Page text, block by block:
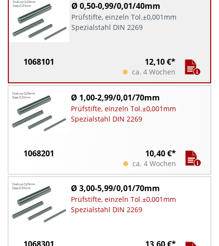
Ø 0,50-0,99/0,01/40mm
Prüfstifte, einzeln Tol.±0,001mm
Spezialstahl DIN 2269
1068101 12,10 €*
ca. 4 Wochen
Ø 1,00-2,99/0,01/70mm
Prüfstifte, einzeln Tol.±0,001mm
Spezialstahl DIN 2269
1068201 10,40 €*
ca. 4 Wochen
Ø 3,00-5,99/0,01/70mm
Prüfstifte, einzeln Tol.±0,001mm
Spezialstahl DIN 2269